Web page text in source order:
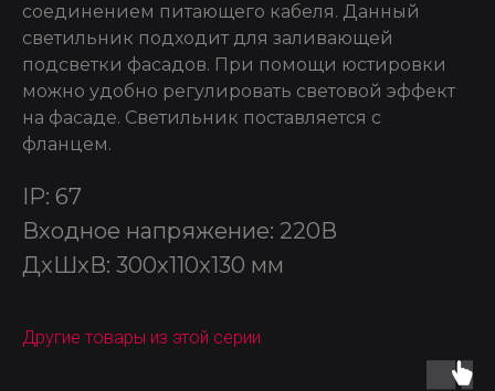
соединением питающего кабеля. Данный
светильник подходит для заливающей
подсветки фасадов. При помощи юстировки
можно удобно регулировать световой эффект
на фасаде. Светильник поставляется с
фланцем.
IP: 67
Входное напряжение: 220В
ДxШxВ: 300x110x130 мм
Другие товары из этой серии